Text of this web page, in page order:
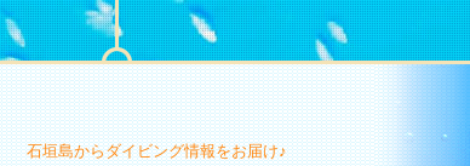
石垣島からダイビング情報をお届け♪